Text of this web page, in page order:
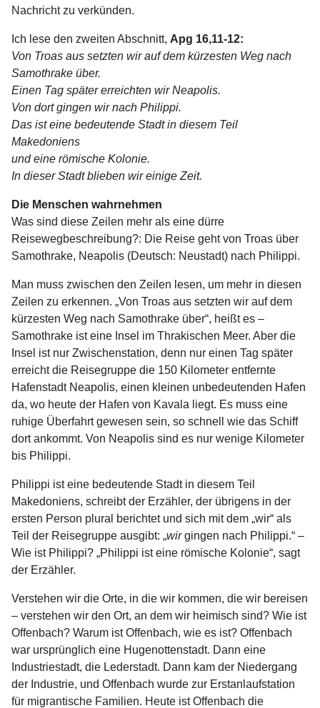
Nachricht zu verkünden.
Ich lese den zweiten Abschnitt, Apg 16,11-12:
Von Troas aus setzten wirauf dem kürzesten Weg nach
Samothrake über.
Einen Tag später erreichten wir Neapolis.
Von dort gingen wir nach Philippi.
Das ist eine bedeutende Stadt in diesem Teil
Makedoniens
und eine römische Kolonie.
In dieser Stadt blieben wir einige Zeit.
Die Menschen wahrnehmen
Was sind diese Zeilen mehr als eine dürre
Reisewegbeschreibung?: Die Reise geht von Troas über
Samothrake, Neapolis (Deutsch: Neustadt) nach Philippi.
Man muss zwischen den Zeilen lesen, um mehr in diesen
Zeilen zu erkennen. „Von Troas aus setzten wir auf dem
kürzesten Weg nach Samothrake über“, heißt es –
Samothrake ist eine Insel im Thrakischen Meer. Aber die
Insel ist nur Zwischenstation, denn nur einen Tag später
erreicht die Reisegruppe die 150 Kilometer entfernte
Hafenstadt Neapolis, einen kleinen unbedeutenden Hafen
da, wo heute der Hafen von Kavala liegt. Es muss eine
ruhige Überfahrt gewesen sein, so schnell wie das Schiff
dort ankommt. Von Neapolis sind es nur wenige Kilometer
bis Philippi.
Philippi ist eine bedeutende Stadt in diesem Teil
Makedoniens, schreibt der Erzähler, der übrigens in der
ersten Person plural berichtet und sich mit dem „wir“ als
Teil der Reisegruppe ausgibt: „wirgingen nach Philippi.“ –
Wie ist Philippi? „Philippi ist eine römische Kolonie“, sagt
der Erzähler.
Verstehen wir die Orte, in die wir kommen, die wir bereisen
– verstehen wir den Ort, an dem wir heimisch sind? Wie ist
Offenbach? Warum ist Offenbach, wie es ist? Offenbach
war ursprünglich eine Hugenottenstadt. Dann eine
Industriestadt, die Lederstadt. Dann kam der Niedergang
der Industrie, und Offenbach wurde zur Erstanlaufstation
für migrantische Familien. Heute ist Offenbach die